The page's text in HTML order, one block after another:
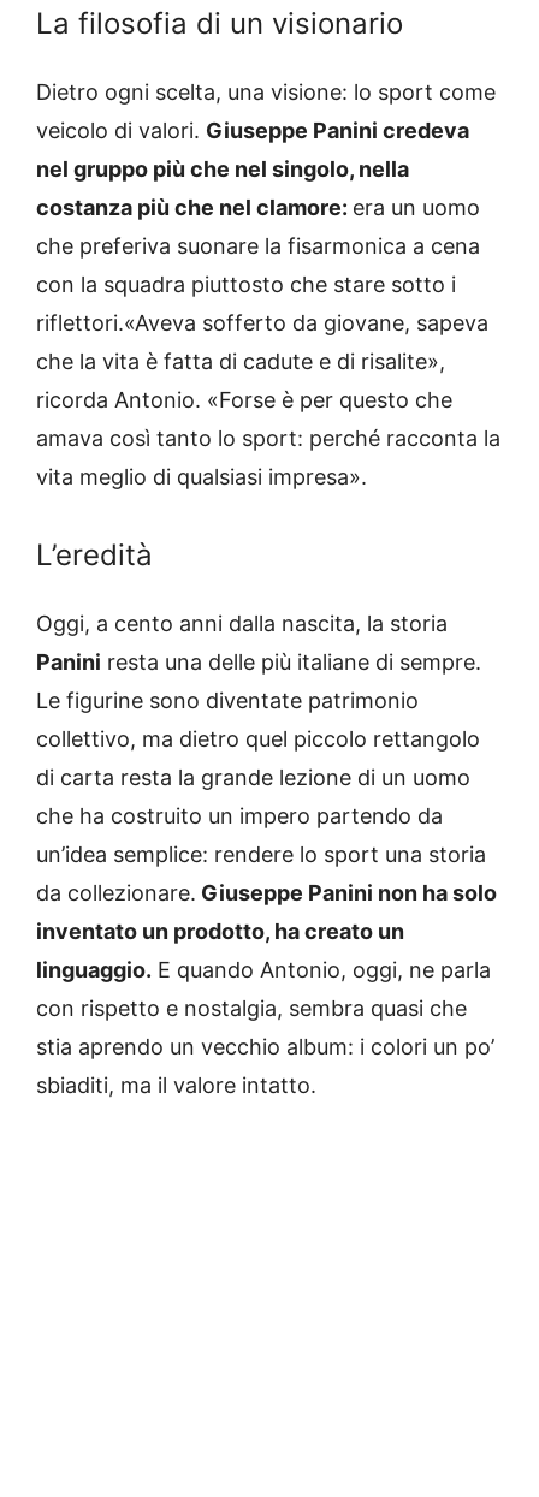
La filosofia di un visionario
Dietro ogni scelta, una visione: lo sport come
veicolo di valori. Giuseppe Panini credeva
nel gruppo più che nel singolo, nella
costanza più che nel clamore: era un uomo
che preferiva suonare la fisarmonica a cena
con la squadra piuttosto che stare sotto i
riflettori.«Aveva sofferto da giovane, sapeva
che la vita è fatta di cadute e di risalite»,
ricorda Antonio. «Forse è per questo che
amava così tanto lo sport: perché racconta la
vita meglio di qualsiasi impresa».
L’eredità
Oggi, a cento anni dalla nascita, la storia
Panini resta una delle più italiane di sempre.
Le figurine sono diventate patrimonio
collettivo, ma dietro quel piccolo rettangolo
di carta resta la grande lezione di un uomo
che ha costruito un impero partendo da
un’idea semplice: rendere lo sport una storia
da collezionare. Giuseppe Panini non ha solo
inventato un prodotto, ha creato un
linguaggio. E quando Antonio, oggi, ne parla
con rispetto e nostalgia, sembra quasi che
stia aprendo un vecchio album: i colori un po’
sbiaditi, ma il valore intatto.